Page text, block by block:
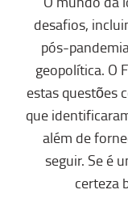
desafios,
pós-
geopolítica. O
estas questões
que
além de
seguir. Se é
certeza